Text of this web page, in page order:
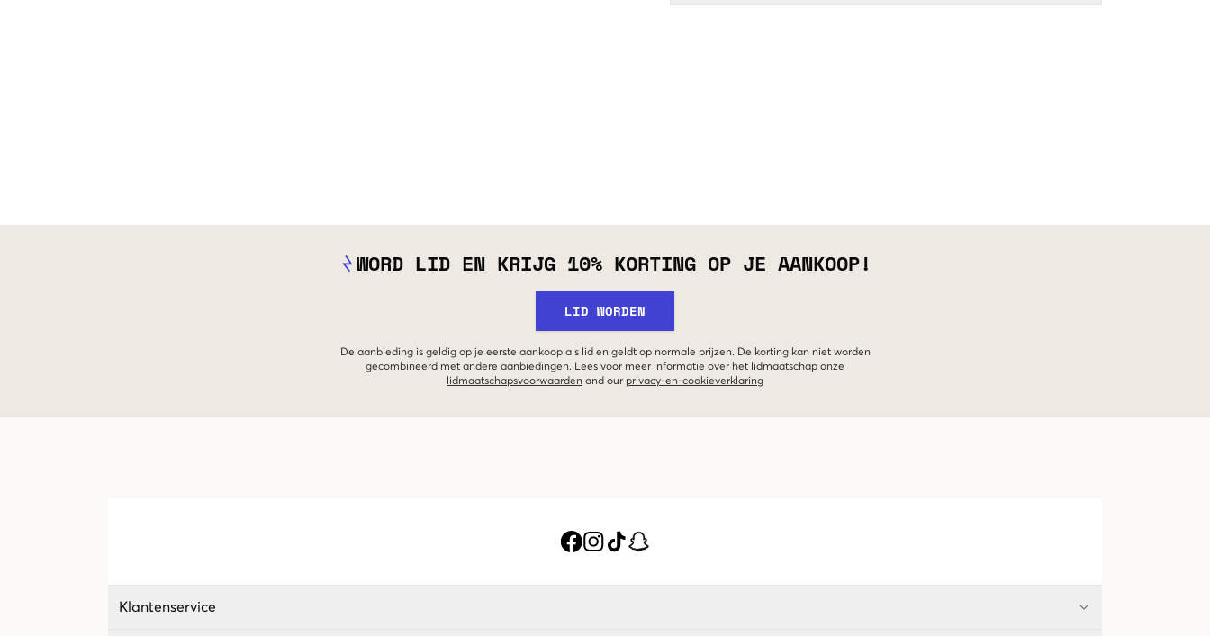
WORD LID EN KRIJG 10% KORTING OP JE AANKOOP!
LID WORDEN
De aanbieding is geldig op je eerste aankoop als lid en geldt op normale prijzen. De korting kan niet worden
gecombineerd met andere aanbiedingen. Lees voor meer informatie over het lidmaatschap onze
lidmaatschapsvoorwaarden and our privacy-en-cookieverklaring
Klantenservice